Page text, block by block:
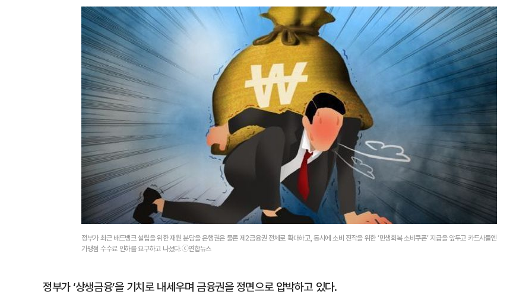
정부가 최근 배드뱅크 설립을 위한 재원 분담을 은행권은 물론 제2금융권 전체로 확대하고, 동시에 소비 진작을 위한 ‘민생회복 소비쿠폰’ 지급을 앞두고 카드사들엔
가맹점 수수료 인하를 요구하고 나섰다.ⓒ연합뉴스
정부가 ‘상생금융’을 기치로 내세우며 금융권을 정면으로 압박하고 있다.